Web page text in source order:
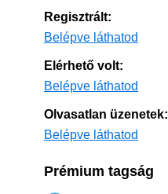
Regisztrált:
Belépve láthatod
Elérhető volt:
Belépve láthatod
Olvasatlan üzenetek:
Belépve láthatod
Prémium tagság